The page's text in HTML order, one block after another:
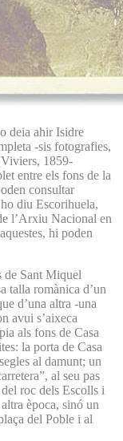
deia ahir Isidre
-sis fotografies,
1859-
entre els fons de la
consultar
diu Escorihuela,
l’Arxiu Nacional en
hi poden
de Sant Miquel
talla romànica d’un
d’una altra -una
avui s’aixeca
als fons de Casa
la porta de Casa
al damunt; un
al seu pas
roc dels Escolls i
època, sinó un
del Poble i al